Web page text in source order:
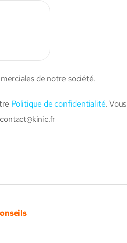
de notre société.
Politique de confidentialité. Vous
contact@kinic.fr